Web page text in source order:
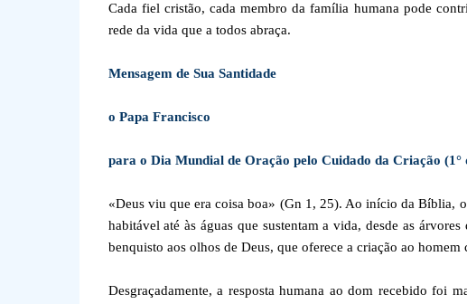
Cada fiel cristão, cada membro da família humana pode
rede da vida que a todos abraça.
Mensagem de Sua Santidade
o Papa Francisco
para o Dia Mundial de Oração pelo Cuidado da Criação (1°
«Deus viu que era coisa boa» (Gn 1, 25). Ao início da Bíblia,
habitável até às águas que sustentam a vida, desde as
benquisto aos olhos de Deus, que oferece a criação ao
Desgraçadamente, a resposta humana ao dom recebido foi